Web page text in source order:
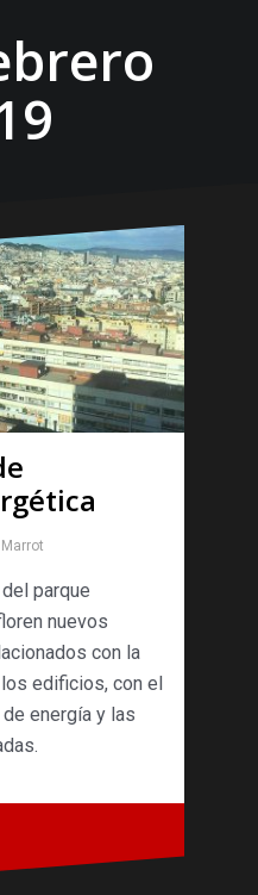
parque
nuevos
con la
edificios, con el
energía y las